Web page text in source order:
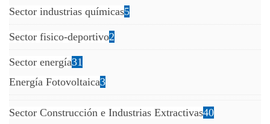
Sector industrias químicas5
Sector fisico-deportivo2
Sector energía31
Energía Fotovoltaica3
Sector Construcción e Industrias Extractivas40